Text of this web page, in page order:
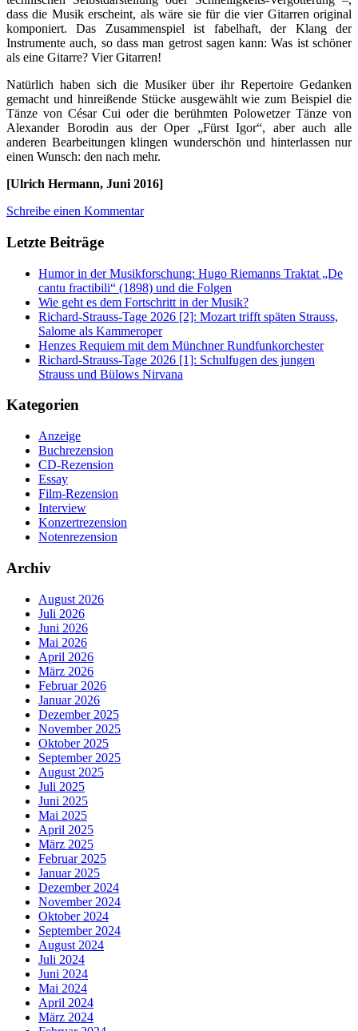
dass die Musik erscheint, als wäre sie für die vier Gitarren original
komponiert. Das Zusammenspiel ist fabelhaft, der Klang der
Instrumente auch, so dass man getrost sagen kann: Was ist schöner
als eine Gitarre? Vier Gitarren!
Natürlich haben sich die Musiker über ihr Repertoire Gedanken
gemacht und hinreißende Stücke ausgewählt wie zum Beispiel die
Tänze von César Cui oder die berühmten Polowetzer Tänze von
Alexander Borodin aus der Oper „Fürst Igor“, aber auch alle
anderen Bearbeitungen klingen wunderschön und hinterlassen nur
einen Wunsch: den nach mehr.
[Ulrich Hermann, Juni 2016]
Schreibe einen Kommentar
Letzte Beiträge
Humor in der Musikforschung: Hugo Riemanns Traktat „De
cantu fractibili“ (1898) und die Folgen
Wie geht es dem Fortschritt in der Musik?
Richard-Strauss-Tage 2026 [2]: Mozart trifft späten Strauss,
Salome als Kammeroper
Henzes Requiem mit dem Münchner Rundfunkorchester
Richard-Strauss-Tage 2026 [1]: Schulfugen des jungen
Strauss und Bülows Nirvana
Kategorien
Anzeige
Buchrezension
CD-Rezension
Essay
Film-Rezension
Interview
Konzertrezension
Notenrezension
Archiv
August 2026
Juli 2026
Juni 2026
Mai 2026
April 2026
März 2026
Februar 2026
Januar 2026
Dezember 2025
November 2025
Oktober 2025
September 2025
August 2025
Juli 2025
Juni 2025
Mai 2025
April 2025
März 2025
Februar 2025
Januar 2025
Dezember 2024
November 2024
Oktober 2024
September 2024
August 2024
Juli 2024
Juni 2024
Mai 2024
April 2024
März 2024